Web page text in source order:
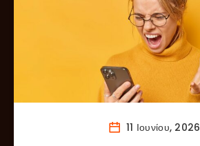
11 Ιουνίου, 2026